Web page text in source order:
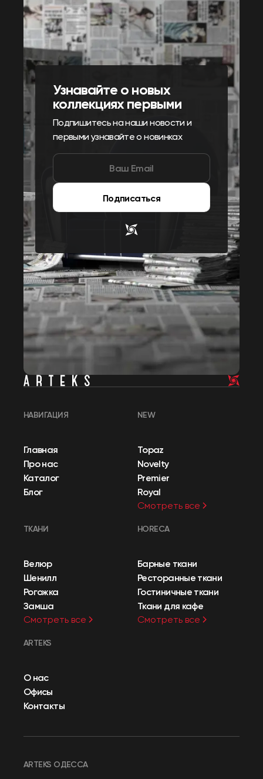
Узнавайте о новых
коллекциях первыми
Подпишитесь на наши новости и
первыми узнавайте о новинках
Подписаться
НАВИГАЦИЯ
Главная
Про нас
Каталог
Блог
NEW
Topaz
Novelty
Premier
Royal
Смотреть все
ТКАНИ
Велюр
Шенилл
Рогожка
Замша
Смотреть все
HORECA
Барные ткани
Ресторанные ткани
Гостиничные ткани
Ткани для кафе
Смотреть все
ARTEKS
О нас
Офисы
Контакты
ARTEKS ОДЕССА